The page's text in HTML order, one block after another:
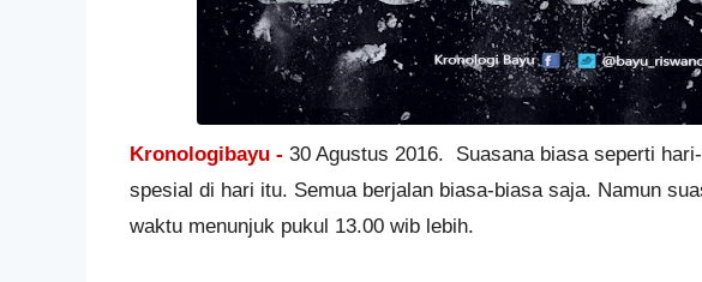
Kronologibayu - 30 Agustus 2016. Suasana biasa seperti
spesial di hari itu. Semua berjalan biasa-biasa saja. Namun
waktu menunjuk pukul 13.00 wib lebih.